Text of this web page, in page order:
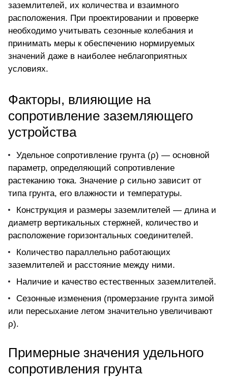
заземлителей, их количества и взаимного
расположения. При проектировании и проверке
необходимо учитывать сезонные колебания и
принимать меры к обеспечению нормируемых
значений даже в наиболее неблагоприятных
условиях.
Факторы, влияющие на
сопротивление заземляющего
устройства
Удельное сопротивление грунта (ρ) — основной
параметр, определяющий сопротивление
растеканию тока. Значение ρ сильно зависит от
типа грунта, его влажности и температуры.
Конструкция и размеры заземлителей — длина и
диаметр вертикальных стержней, количество и
расположение горизонтальных соединителей.
Количество параллельно работающих
заземлителей и расстояние между ними.
Наличие и качество естественных заземлителей.
Сезонные изменения (промерзание грунта зимой
или пересыхание летом значительно увеличивают
ρ).
Примерные значения удельного
сопротивления грунта